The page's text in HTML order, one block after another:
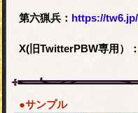
第六猟兵： https://
X(旧TwitterPBW専用）：
●サンプル